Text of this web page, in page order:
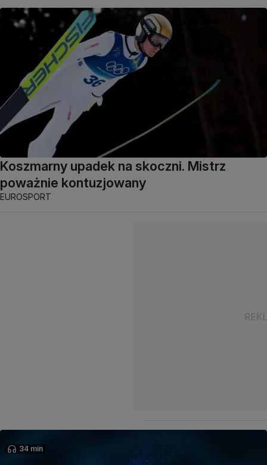
Koszmarny upadek na skoczni. Mistrz
poważnie kontuzjowany
EUROSPORT
34 min